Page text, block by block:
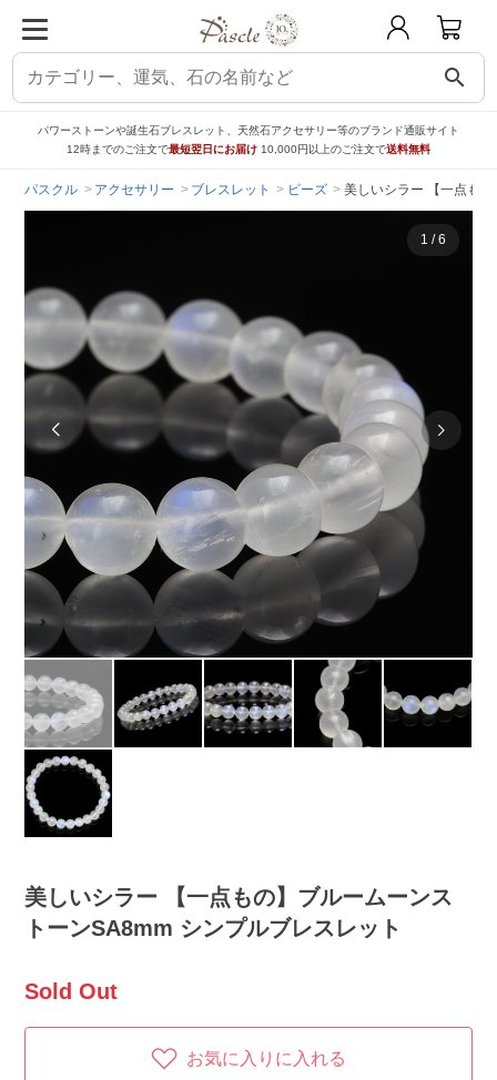
search
パワーストーンや誕生石ブレスレット、天然石アクセサリー等のブランド通販サイト
12時までのご注文で最短翌日にお届け 10,000円以上のご注文で送料無料
パスクル アクセサリー ブレスレット ビーズ 美しいシラー 【一点も
1 /6
美しいシラー 【一点もの】ブルームーンス
トーンSA8mm シンプルブレスレット
Sold Out
お気に入りに入れる